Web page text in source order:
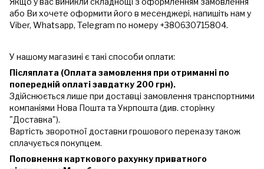
або Ви хочете оформити його в месенджері, напишіть нам у
Viber, Whatsapp, Telegram по номеру +380630715804.
У нашому магазині є такі способи оплати:
Післяплата (Оплата замовлення при отриманні по
попередній оплаті завдатку 200 грн).
Здійснюється лише при доставці замовлення транспортними
компаніями Нова Пошта та Укрпошта (див. сторінку
"Доставка").
Вартість зворотної доставки грошового переказу також
сплачується покупцем.
Поповнення карткового рахунку приватного